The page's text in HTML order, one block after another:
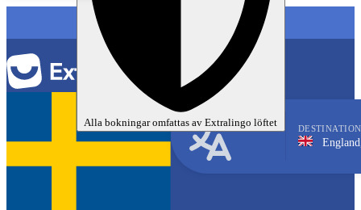
Alla bokningar omfattas av Extralingo löftet
SPRÅK
DESTINATION
England,